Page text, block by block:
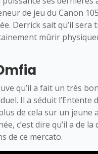
de jeu du Canon
Derrick sait qu’il sera
mûrir
qu’il a fait un très
Il a séduit l’Entente
de cela sur un jeune
c’est dire qu’il a de
de ce mercato.